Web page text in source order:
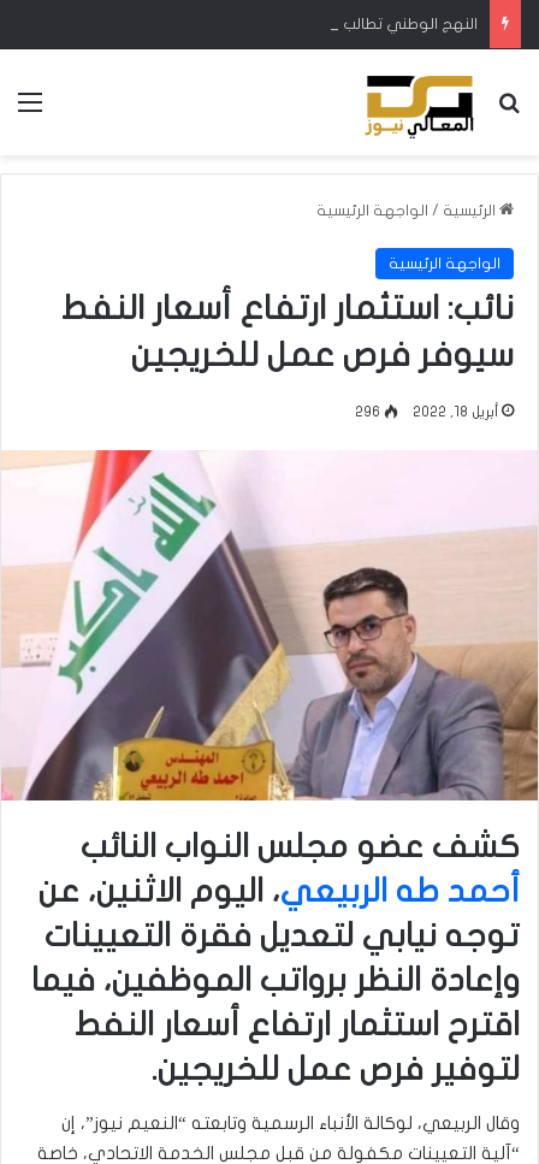
بحث عن
الرئيسية / الواجهة الرئيسية
الواجهة الرئيسية
نائب: استثمار ارتفاع أسعار النفط
سيوفر فرص عمل للخريجين
أبريل 18, 2022 296
كشف عضو مجلس النواب النائب
أحمد طه الربيعي، اليوم الاثنين، عن
توجه نيابي لتعديل فقرة التعيينات
وإعادة النظر برواتب الموظفين، فيما
اقترح استثمار ارتفاع أسعار النفط
لتوفير فرص عمل للخريجين.
وقال الربيعي، لوكالة الأنباء الرسمية وتابعته “النعيم نيوز”، إن
“آلية التعيينات مكفولة من قبل مجلس الخدمة الاتحادي، خاصة